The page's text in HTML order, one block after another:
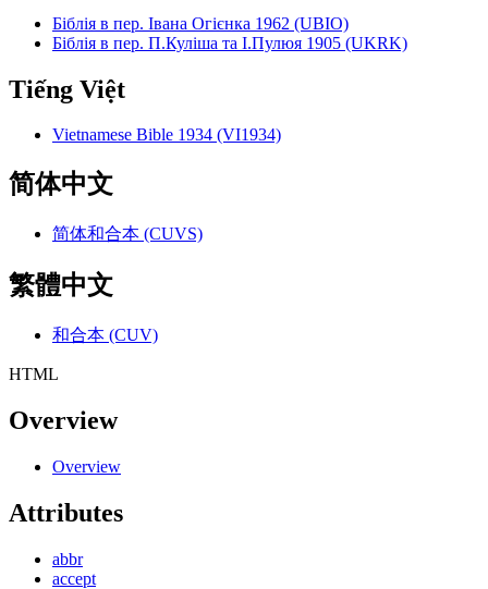
Біблія в пер. Івана Огієнка 1962 (UBIO)
Біблія в пер. П.Куліша та І.Пулюя 1905 (UKRK)
Tiếng Việt
Vietnamese Bible 1934 (VI1934)
简体中文
简体和合本 (CUVS)
繁體中文
和合本 (CUV)
HTML
Overview
Overview
Attributes
abbr
accept